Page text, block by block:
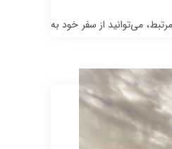
می‌توانید از سفر خود به